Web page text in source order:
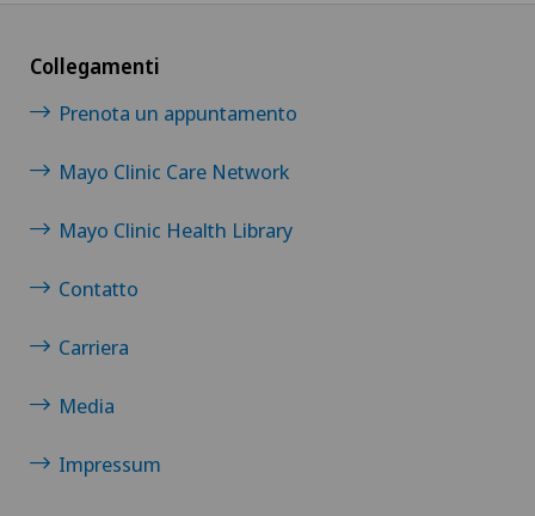
Collegamenti
Prenota un appuntamento
Mayo Clinic Care Network
Mayo Clinic Health Library
Contatto
Carriera
Media
Impressum